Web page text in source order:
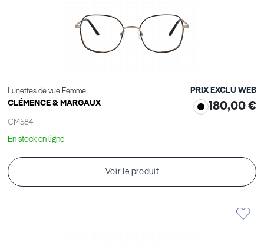
Lunettes de vue Femme
CLÉMENCE & MARGAUX
CM584
PRIX EXCLU WEB
180,00 €
En stock en ligne
Voir le produit